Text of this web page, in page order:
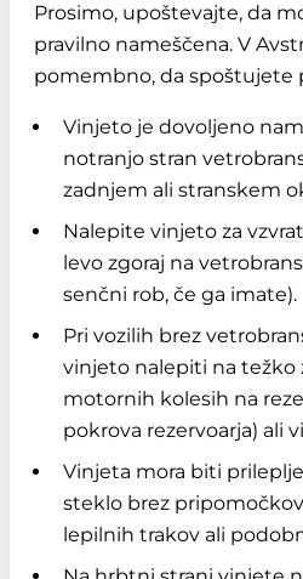
Prosimo, upoštevajte, da
pravilno nameščena. V
pomembno, da spoštujete
Vinjeto je dovoljeno
notranjo stran
zadnjem ali stranskem
Nalepite vinjeto za
levo zgoraj na
senčni rob, če ga imate).
Pri vozilih brez
vinjeto nalepiti na težko
motornih kolesih na
pokrova rezervoarja) ali
Vinjeta mora biti
steklo brez
lepilnih trakov ali